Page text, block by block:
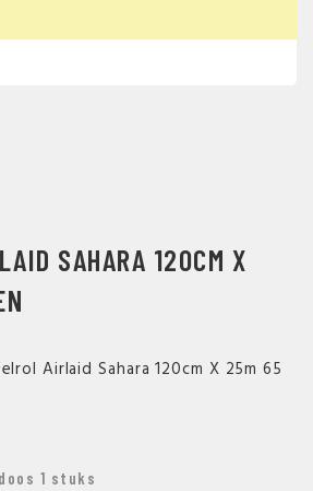
SAHARA 120CM X
Airlaid Sahara 120cm X 25m 65
doos 1 stuks